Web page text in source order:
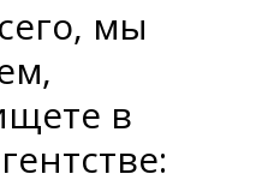
мы
в